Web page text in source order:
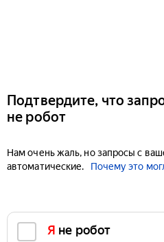
Подтвердите, что
не робот
Нам очень жаль, но запросы с
автоматические.
Почему это
Я не робот